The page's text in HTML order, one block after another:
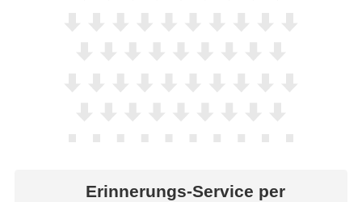
Erinnerungs-Service per